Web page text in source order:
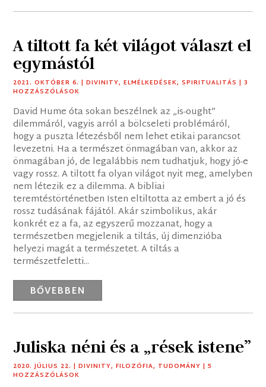
A tiltott fa két világot választ el
egymástól
2021. OKTÓBER 6. |DIVINITY,ELMÉLKEDÉSEK,SPIRITUALITÁS | 3
HOZZÁSZÓLÁSOK
David Hume óta sokan beszélnek az „is-ought”
dilemmáról, vagyis arról a bölcseleti problémáról,
hogy a puszta létezésből nem lehet etikai parancsot
levezetni. Ha a természet önmagában van, akkor az
önmagában jó, de legalábbis nem tudhatjuk, hogy jó-e
vagy rossz. A tiltott fa olyan világot nyit meg, amelyben
nem létezik ez a dilemma. A bibliai
teremtéstörténetben Isten eltiltotta az embert a jó és
rossz tudásának fájától. Akár szimbolikus, akár
konkrét ez a fa, az egyszerű mozzanat, hogy a
természetben megjelenik a tiltás, új dimenzióba
helyezi magát a természetet. A tiltás a
természetfeletti...
BŐVEBBEN
Juliska néni és a „rések istene”
2020. JÚLIUS 22. |DIVINITY,FILOZÓFIA, TUDOMÁNY | 5
HOZZÁSZÓLÁSOK